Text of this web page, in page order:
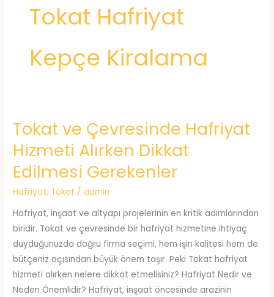
Tokat Hafriyat
Kepçe Kiralama
Tokat ve Çevresinde Hafriyat
Hizmeti Alırken Dikkat
Edilmesi Gerekenler
Hafriyat, Tokat /admin
Hafriyat, inşaat ve altyapı projelerinin en kritik adımlarından
biridir. Tokat ve çevresinde bir hafriyat hizmetine ihtiyaç
duyduğunuzda doğru firma seçimi, hem işin kalitesi hem de
bütçeniz açısından büyük önem taşır. Peki Tokat hafriyat
hizmeti alırken nelere dikkat etmelisiniz? Hafriyat Nedir ve
Neden Önemlidir? Hafriyat, inşaat öncesinde arazinin